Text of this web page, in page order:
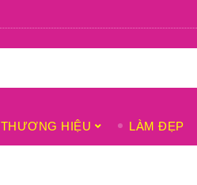
THƯƠNG HIỆU LÀM ĐẸP